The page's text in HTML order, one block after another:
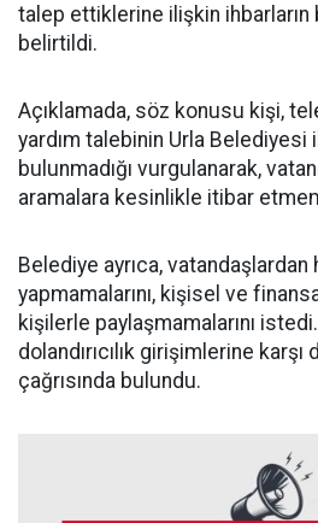
talep ettiklerine ilişkin ihbarların
belirtildi.
Açıklamada, söz konusu kişi,
yardım talebinin Urla Belediyesi
bulunmadığı vurgulanarak,
aramalara kesinlikle itibar
Belediye ayrıca,
yapmamalarını, kişisel ve
kişilerle paylaşmamalarını
dolandırıcılık girişimlerine
çağrısında bulundu.